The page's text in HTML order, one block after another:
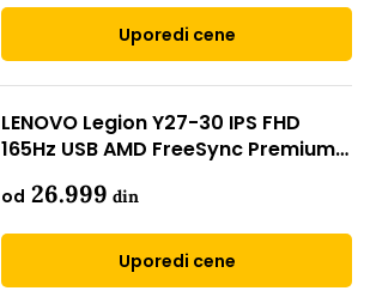
Uporedi cene
LENOVO Legion Y27-30 IPS FHD
165Hz USB AMD FreeSync Premium
od 26.999 din
Uporedi cene